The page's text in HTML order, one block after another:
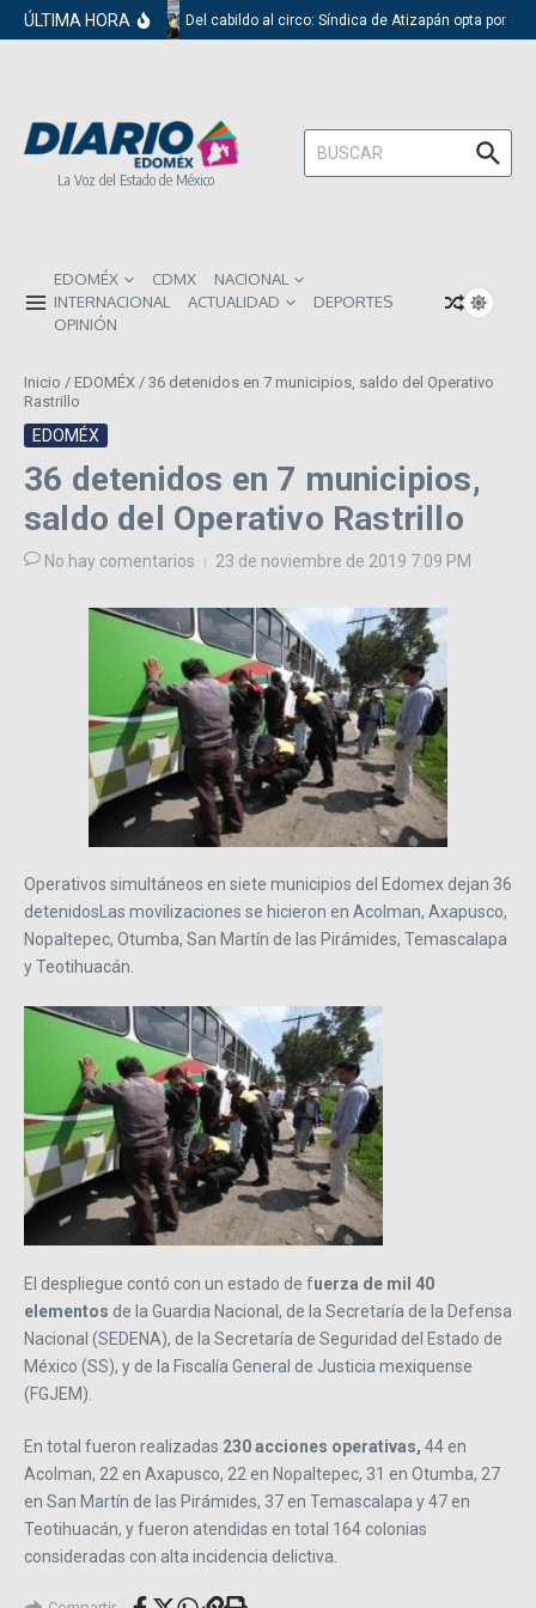
Saltar al contenido
ÚLTIMA HORA Del cabildo al circo: Síndica de Atizapán opta por el
La Voz del Estado de México
Buscar:
EDOMÉX CDMX
NACIONAL
INTERNACIONAL
ACTUALIDAD
DEPORTES
OPINIÓN
Inicio / EDOMÉX / 36 detenidos en 7 municipios, saldo del Operativo
Rastrillo
EDOMÉX
36 detenidos en 7 municipios,
saldo del Operativo Rastrillo
No hay comentarios 23 de noviembre de 2019 7:09 PM
Operativos simultáneos en siete municipios del Edomex dejan 36
detenidosLas movilizaciones se hicieron en Acolman, Axapusco,
Nopaltepec, Otumba, San Martín de las Pirámides, Temascalapa
y Teotihuacán.
El despliegue contó con un estado de fuerza de mil 40
elementos de la Guardia Nacional, de la Secretaría de la Defensa
Nacional (SEDENA), de la Secretaría de Seguridad del Estado de
México (SS), y de la Fiscalía General de Justicia mexiquense
(FGJEM).
En total fueron realizadas 230 acciones operativas, 44 en
Acolman, 22 en Axapusco, 22 en Nopaltepec, 31 en Otumba, 27
en San Martín de las Pirámides, 37 en Temascalapa y 47 en
Teotihuacán, y fueron atendidas en total 164 colonias
consideradas con alta incidencia delictiva.